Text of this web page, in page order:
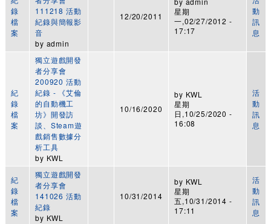
錄
檔
案
111218 活動
紀錄與簡報影
音
by admin
12/20/2011
星期
一,02/27/2012 -
17:17
動
訊
息
紀
錄
檔
案
獨立遊戲開發
者分享會
200920 活動
紀錄 - 《艾倫
的自動機工
坊》開發訪
談、Steam遊
戲銷售數據分
析工具
by KWL
10/16/2020
by KWL
星期
日,10/25/2020 -
16:08
活
動
訊
息
紀
錄
檔
案
獨立遊戲開發
者分享會
141026 活動
紀錄
by KWL
10/31/2014
by KWL
星期
五,10/31/2014 -
17:11
活
動
訊
息